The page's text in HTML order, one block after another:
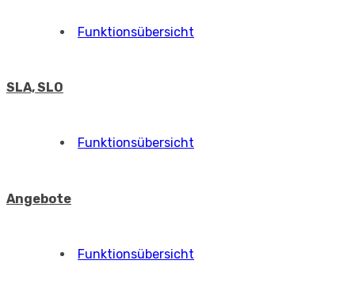
Funktionsübersicht
SLA, SLO
Funktionsübersicht
Angebote
Funktionsübersicht